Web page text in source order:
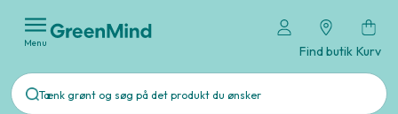
Menu
Find butik Kurv